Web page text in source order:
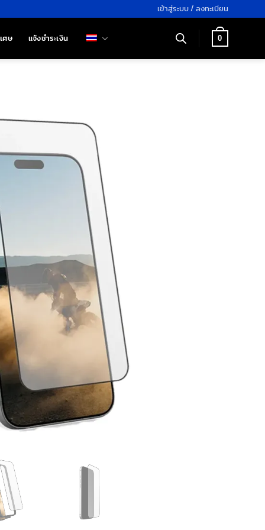
เข้าสู่ระบบ / ลงทะเบียน
ศษ แจ้งชำระเงิน 0